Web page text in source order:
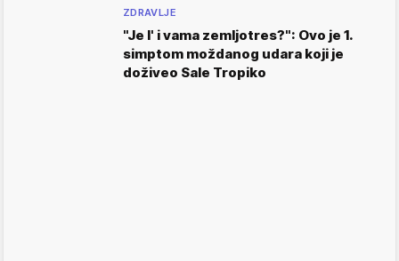
ZDRAVLJE
"Je l' i vama zemljotres?": Ovo je 1.
simptom moždanog udara koji je
doživeo Sale Tropiko